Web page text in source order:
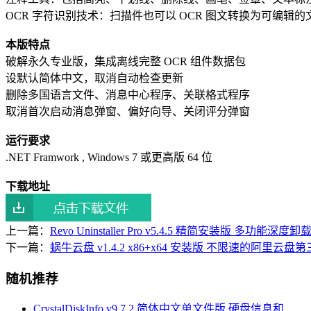
OCR 字符识别技术：扫描件也可以 OCR 图文转换为可编辑的
本版特点
破解永久专业版，集成离线完整 OCR 组件数据包
设默认简体中文，取消自动检查更新
删除多国语言文件、消息中心程序、关联格式程序
取消首次启动消息弹窗、偏好向导、关闭评分弹窗
运行要求
.NET Framwork , Windows 7 或更高版 64 位
下载地址
上一篇： Revo Uninstaller Pro v5.4.5 精简安装版 多功能深度卸
下一篇： 蜗牛云盘 v1.4.2 x86+x64 安装版 不限速的阿里云盘第
随机推荐